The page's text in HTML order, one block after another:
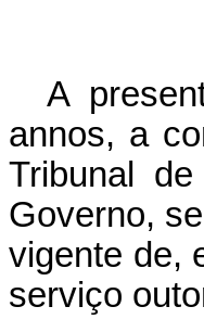
A
annos, a
Tribunal
Governo,
vigente de,
serviço